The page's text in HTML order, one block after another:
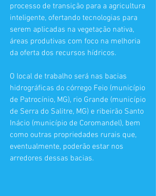
processo de transição para a agricultura
inteligente, ofertando tecnologias para
serem aplicadas na vegetação nativa,
áreas produtivas com foco na melhoria
da oferta dos recursos hídricos.
O local de trabalho será nas bacias
hidrográficas do córrego Feio (município
de Patrocínio, MG), rio Grande (município
de Serra do Salitre, MG) e ribeirão Santo
Inácio (município de Coromandel), bem
como outras propriedades rurais que,
eventualmente, poderão estar nos
arredores dessas bacias.